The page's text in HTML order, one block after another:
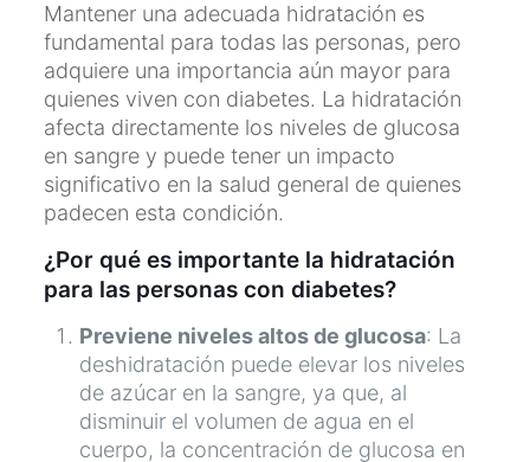
Mantener una adecuada hidratación es
fundamental para todas las personas, pero
adquiere una importancia aún mayor para
quienes viven con diabetes. La hidratación
afecta directamente los niveles de glucosa
en sangre y puede tener un impacto
significativo en la salud general de quienes
padecen esta condición.
¿Por qué es importante la hidratación
para las personas con diabetes?
Previene niveles altos de glucosa: La
deshidratación puede elevar los niveles
de azúcar en la sangre, ya que, al
disminuir el volumen de agua en el
cuerpo, la concentración de glucosa en